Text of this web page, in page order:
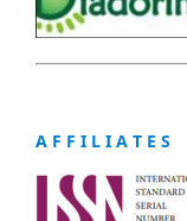
A F F I L I A T E S